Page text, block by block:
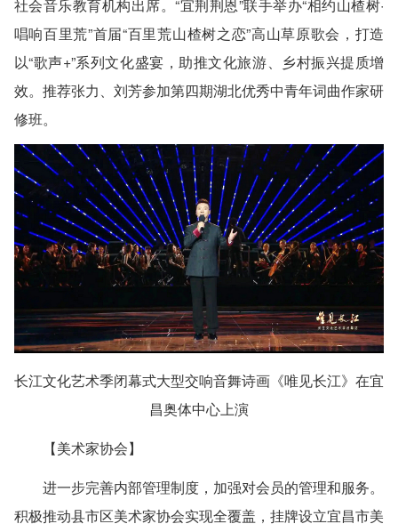
社会音乐教育机构出席。“宜荆荆恩”联手举办“相约山楂树·
唱响百里荒”首届“百里荒山楂树之恋”高山草原歌会，打造
以“歌声+”系列文化盛宴，助推文化旅游、乡村振兴提质增
效。推荐张力、刘芳参加第四期湖北优秀中青年词曲作家研
修班。
长江文化艺术季闭幕式大型交响音舞诗画《唯见长江》在宜
昌奥体中心上演
【美术家协会】
进一步完善内部管理制度，加强对会员的管理和服务。
积极推动县市区美术家协会实现全覆盖，挂牌设立宜昌市美